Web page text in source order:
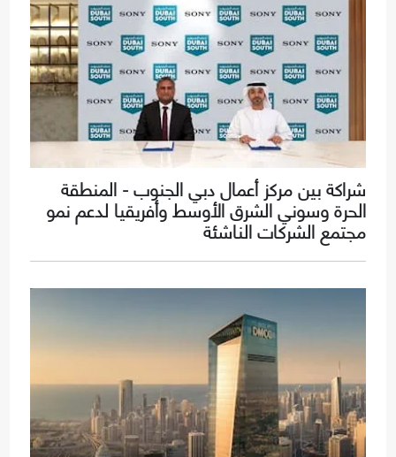
شراكة بين مركز أعمال دبي الجنوب - المنطقة
الحرة وسوني الشرق الأوسط وأفريقيا لدعم نمو
مجتمع الشركات الناشئة